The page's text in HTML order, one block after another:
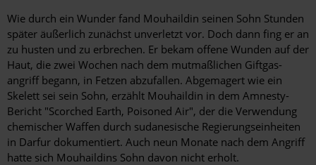
Wie durch ein Wunder fand Mouhaildin seinen Sohn Stunden
später äußerlich zunächst unverletzt vor. Doch dann fing er an
zu husten und zu erbrechen. Er bekam offene Wunden auf der
Haut, die zwei Wochen nach dem mutmaßlichen Giftgas­
angriff begann, in Fetzen abzufallen. Abgemagert wie ein
Skelett sei sein Sohn, erzählt Mouhaildin in dem Amnesty-
Bericht "Scorched Earth, Poisoned Air", der die Verwendung
chemischer Waffen durch sudanesische Regierungseinheiten
in Darfur dokumentiert. Auch neun Monate nach dem Angriff
hatte sich Mouhaildins Sohn davon nicht erholt.